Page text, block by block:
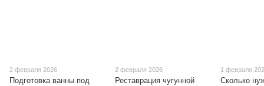
2 февраля 2026
Подготовка ванны под
2 февраля 2026
Реставрация чугунной
1 февраля
Сколько